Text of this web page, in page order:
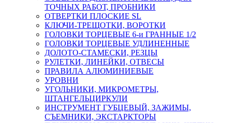
ТОЧНЫХ РАБОТ, ПРОБНИКИ
ОТВЕРТКИ ПЛОСКИЕ SL
КЛЮЧИ-ТРЕЩОТКИ, ВОРОТКИ
ГОЛОВКИ ТОРЦЕВЫЕ 6-и ГРАННЫЕ 1/2
ГОЛОВКИ ТОРЦЕВЫЕ УДЛИНЕННЫЕ
ДОЛОТО-СТАМЕСКИ, РЕЗЦЫ
РУЛЕТКИ, ЛИНЕЙКИ, ОТВЕСЫ
ПРАВИЛА АЛЮМИНИЕВЫЕ
УРОВНИ
УГОЛЬНИКИ, МИКРОМЕТРЫ,
ШТАНГЕЛЬЦИРКУЛИ
ИНСТРУМЕНТ ГУБЦЕВЫЙ, ЗАЖИМЫ,
СЪЕМНИКИ, ЭКСТАРКТОРЫ